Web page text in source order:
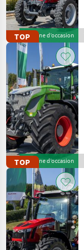
TOPMachine d’occasion
TOPMachine d’occasion